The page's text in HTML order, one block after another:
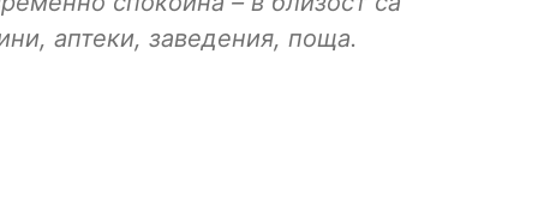
аптеки, заведения, поща.